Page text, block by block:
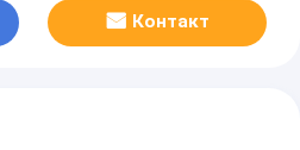
Контакт